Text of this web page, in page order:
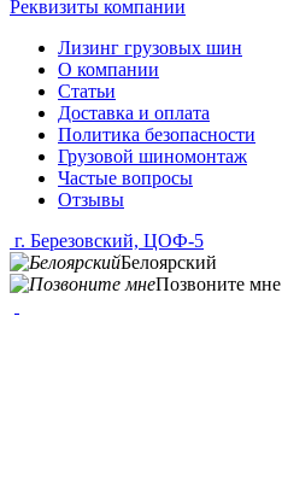
Реквизиты компании
Лизинг грузовых шин
О компании
Статьи
Доставка и оплата
Политика безопасности
Грузовой шиномонтаж
Частые вопросы
Отзывы
г. Березовский, ЦОФ-5
Белоярский
Позвоните мне